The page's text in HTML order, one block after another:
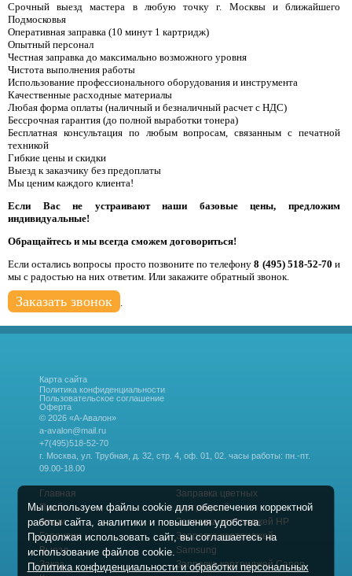
Срочный выезд мастера в любую точку г. Москвы и ближайшего
Подмосковья
Оперативная заправка (10 минут 1 картридж)
Опытный персонал
Честная заправка до максимально возможного уровня
Чистота выполнения работы
Использование профессионального оборудования и инструмента
Качественные расходные материалы
Любая форма оплаты (наличный и безналичный расчет с НДС)
Бессрочная гарантия (до полной выработки тонера)
Бесплатная консультация по любым вопросам, связанным с печатной
техникой
Гибкие цены и скидки
Выезд к заказчику без предоплаты
Мы ценим каждого клиента!
Если Вас не устраивают наши базовые цены, предложим
индивидуальные!
Обращайтесь и мы всегда сможем договориться!
Если остались вопросы просто позвоните по телефону8 (495) 518-52-70 и
мы с радостью на них ответим. Или закажите обратный звонок.
Заказать звонок .
Карта сайта
Политика конфиденциальности
Пользовательское соглашение
Оферта
© 2026 «А-Авалон»
a-avalon@mail.ru
+7(495)518-52-70
г. Москва, ул. Трубная, д. 32, стр. 4, оф. 01, 02. часы работы: пн.-пт.
09.00-18.00
Главная
Прайс
Акции
Гарантии
Выезд
Заказ
Заправка цветных
картриджей
Заправка картриджей HP
Заправка картриджей
Samsung
Заправка картриджей Canon
Мы используем файлы cookie для обеспечения корректной
работы сайта, аналитики и повышения удобства.
Продолжая использовать сайт, вы соглашаетесь на
использование файлов cookie.
Политика конфиденциальности и обработки персональных